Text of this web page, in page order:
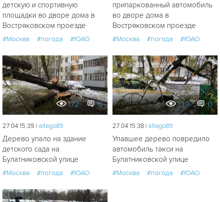
детскую и спортивную
площадки во дворе дома в
Востряковском проезде
#Москва #погода #ЮАО
припаркованный автомобиль
во дворе дома в
Востряковском проезде
#Москва #погода #ЮАО
172 0
27.04 15:39 | altego89
Дерево упало на здание
детского сада на
Булатниковской улице
#Москва #погода #ЮАО
139 0
27.04 15:38 | altego89
Упавшее дерево повредило
автомобиль такси на
Булатниковской улице
#Москва #погода #ЮАО